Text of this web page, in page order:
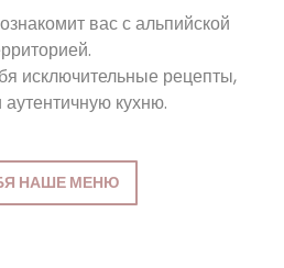
вас с альпийской
исключительные рецепты,
кухню.
НАШЕ МЕНЮ